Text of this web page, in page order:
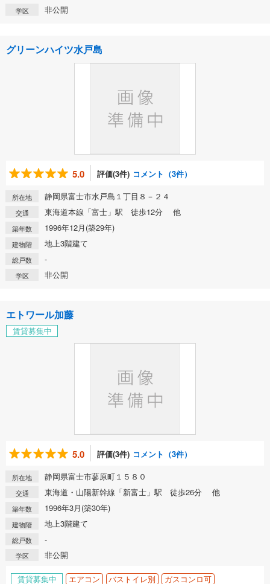
学区 非公開
グリーンハイツ水戸島
5.0 評価(3件) コメント（3件）
所在地 静岡県富士市水戸島１丁目８－２４
交通 東海道本線「富士」駅 徒歩12分 他
築年数 1996年12月(築29年)
建物階 地上3階建て
総戸数 -
学区 非公開
エトワール加藤
賃貸募集中
5.0 評価(3件) コメント（3件）
所在地 静岡県富士市蓼原町１５８０
交通 東海道・山陽新幹線「新富士」駅 徒歩26分 他
築年数 1996年3月(築30年)
建物階 地上3階建て
総戸数 -
学区 非公開
賃貸募集中 エアコン バストイレ別 ガスコンロ可